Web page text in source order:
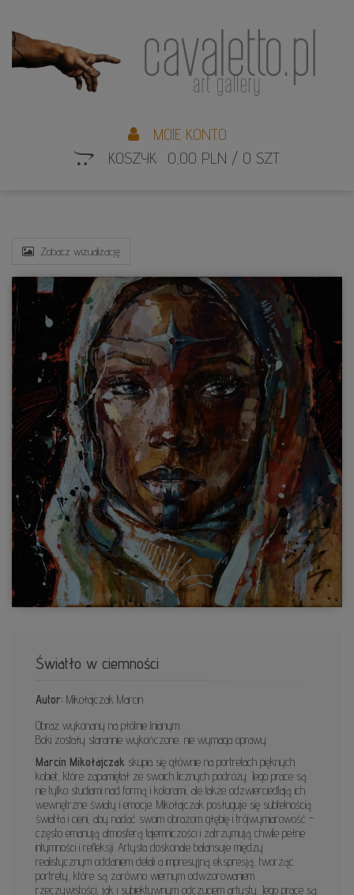
MOJE KONTO
KOSZYK: 0,00 PLN / 0 SZT.
Zobacz wizualizację
Światło w ciemności
Autor: Mikołajczak Marcin
Obraz wykonany na płótnie lnianym.
Boki zostały starannie wykończone, nie wymaga oprawy.
Marcin Mikołajczak skupia się głównie na portretach pięknych
kobiet, które zapamiętał ze swoich licznych podróży. Jego prace są
nie tylko studiami nad formą i kolorami, ale także odzwierciedlają ich
wewnętrzne światy i emocje. Mikołajczak posługuje się subtelnością
światła i cieni, aby nadać swoim obrazom głębię i trójwymiarowość -
często emanują atmosferą tajemniczości i zatrzymują chwile pełne
intymności i refleksji. Artysta doskonale balansuje między
realistycznym oddaniem detali a impresyjną ekspresją, tworząc
portrety, które są zarówno wiernym odwzorowaniem
rzeczywistości, jak i subiektywnym odczuciem artysty. Jego prace są